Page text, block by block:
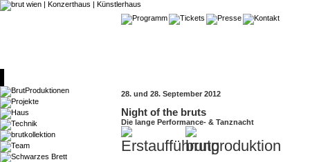
28. und 28. September 2012
Night of the bruts
Die lange Performance- & Tanznacht